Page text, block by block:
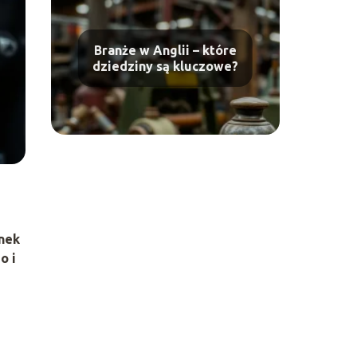
i
Branże w Anglii – które
dziedziny są kluczowe?